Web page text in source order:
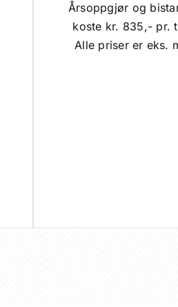
Årsoppgjør og
koste kr. 835,- pr.
Alle priser er eks.